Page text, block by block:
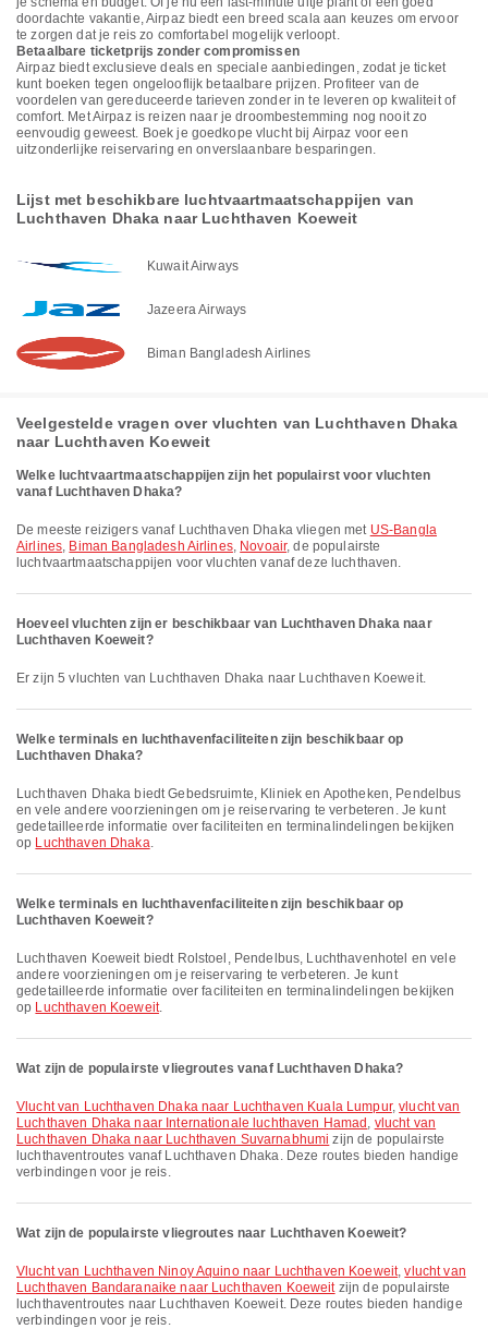
doordachte vakantie, Airpaz biedt een breed scala aan keuzes om ervoor
te zorgen dat je reis zo comfortabel mogelijk verloopt.
Betaalbare ticketprijs zonder compromissen
Airpaz biedt exclusieve deals en speciale aanbiedingen, zodat je ticket
kunt boeken tegen ongelooflijk betaalbare prijzen. Profiteer van de
voordelen van gereduceerde tarieven zonder in te leveren op kwaliteit of
comfort. Met Airpaz is reizen naar je droombestemming nog nooit zo
eenvoudig geweest. Boek je goedkope vlucht bij Airpaz voor een
uitzonderlijke reiservaring en onverslaanbare besparingen.
Lijst met beschikbare luchtvaartmaatschappijen van
Luchthaven Dhaka naar Luchthaven Koeweit
Kuwait Airways
Jazeera Airways
Biman Bangladesh Airlines
Veelgestelde vragen over vluchten van Luchthaven Dhaka
naar Luchthaven Koeweit
Welke luchtvaartmaatschappijen zijn het populairst voor vluchten
vanaf Luchthaven Dhaka?
De meeste reizigers vanaf Luchthaven Dhaka vliegen met US-Bangla
Airlines, Biman Bangladesh Airlines, Novoair, de populairste
luchtvaartmaatschappijen voor vluchten vanaf deze luchthaven.
Hoeveel vluchten zijn er beschikbaar van Luchthaven Dhaka naar
Luchthaven Koeweit?
Er zijn 5 vluchten van Luchthaven Dhaka naar Luchthaven Koeweit.
Welke terminals en luchthavenfaciliteiten zijn beschikbaar op
Luchthaven Dhaka?
Luchthaven Dhaka biedt Gebedsruimte, Kliniek en Apotheken, Pendelbus
en vele andere voorzieningen om je reiservaring te verbeteren. Je kunt
gedetailleerde informatie over faciliteiten en terminalindelingen bekijken
op Luchthaven Dhaka.
Welke terminals en luchthavenfaciliteiten zijn beschikbaar op
Luchthaven Koeweit?
Luchthaven Koeweit biedt Rolstoel, Pendelbus, Luchthavenhotel en vele
andere voorzieningen om je reiservaring te verbeteren. Je kunt
gedetailleerde informatie over faciliteiten en terminalindelingen bekijken
op Luchthaven Koeweit.
Wat zijn de populairste vliegroutes vanaf Luchthaven Dhaka?
vlucht van Luchthaven Dhaka naar Luchthaven Kuala Lumpur,vlucht van
Luchthaven Dhaka naar Internationale luchthaven Hamad , vlucht van
Luchthaven Dhaka naar Luchthaven Suvarnabhumi zijn de populairste
luchthaventroutes vanaf Luchthaven Dhaka. Deze routes bieden handige
verbindingen voor je reis.
Wat zijn de populairste vliegroutes naar Luchthaven Koeweit?
vlucht van Luchthaven Ninoy Aquino naar Luchthaven Koeweit,vlucht van
Luchthaven Bandaranaike naar Luchthaven Koeweitzijn de populairste
luchthaventroutes naar Luchthaven Koeweit. Deze routes bieden handige
verbindingen voor je reis.